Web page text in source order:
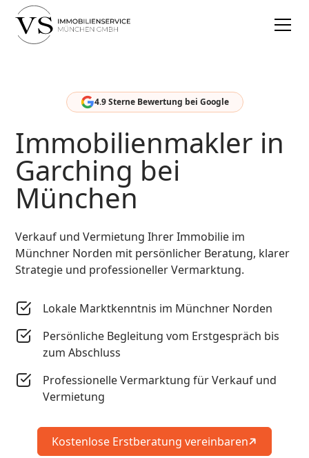
4.9 Sterne Bewertung bei Google
Immobilienmakler in
Garching bei
München
Verkauf und Vermietung Ihrer Immobilie im
Münchner Norden mit persönlicher Beratung, klarer
Strategie und professioneller Vermarktung.
Lokale Marktkenntnis im Münchner Norden
Persönliche Begleitung vom Erstgespräch bis
zum Abschluss
Professionelle Vermarktung für Verkauf und
Vermietung
Kostenlose Erstberatung vereinbaren